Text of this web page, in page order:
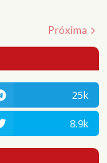
Próxima
25k
8.9k